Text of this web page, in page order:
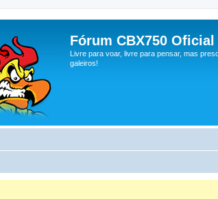
Fórum CBX750 Oficial
Livre para voar, livre para pensar, mas
galeiros!